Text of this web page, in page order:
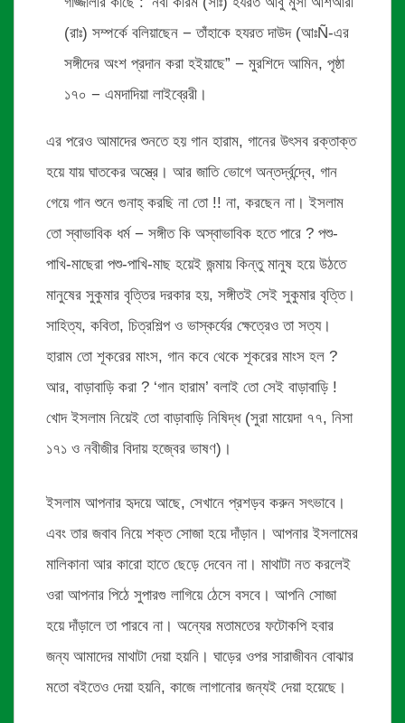
(রাঃ) সম্পর্কে বলিয়াছেন − তাঁহাকে হযরত দাউদ (আঃÑ-এর
সঙ্গীদের অংশ প্রদান করা হইয়াছে” − মুরশিদে আমিন, পৃষ্ঠা
১৭০ − এমদাদিয়া লাইব্রেরী।
এর পরেও আমাদের শুনতে হয় গান হারাম, গানের উৎসব রক্তাক্ত
হয়ে যায় ঘাতকের অস্ত্রে। আর জাতি ভোগে অন্তর্দ্বন্দ্বে, গান
গেয়ে গান শুনে গুনাহ্ করছি না তো !! না, করছেন না। ইসলাম
তো স্বাভাবিক ধর্ম − সঙ্গীত কি অস্বাভাবিক হতে পারে ? পশু-
পাখি-মাছেরা পশু-পাখি-মাছ হয়েই জন্মায় কিন্তু মানুষ হয়ে উঠতে
মানুষের সুকুমার বৃত্তির দরকার হয়, সঙ্গীতই সেই সুকুমার বৃত্তি।
সাহিত্য, কবিতা, চিত্রশিল্প ও ভাস্কর্যের ক্ষেত্রেও তা সত্য।
হারাম তো শূকরের মাংস, গান কবে থেকে শূকরের মাংস হল ?
আর, বাড়াবাড়ি করা ? ‘গান হারাম’ বলাই তো সেই বাড়াবাড়ি !
খোদ ইসলাম নিয়েই তো বাড়াবাড়ি নিষিদ্ধ (সুরা মায়েদা ৭৭, নিসা
১৭১ ও নবীজীর বিদায় হজ্বের ভাষণ)।
ইসলাম আপনার হৃদয়ে আছে, সেখানে প্রশড়ব করুন সৎভাবে।
এবং তার জবাব নিয়ে শক্ত সোজা হয়ে দাঁড়ান। আপনার ইসলামের
মালিকানা আর কারো হাতে ছেড়ে দেবেন না। মাথাটা নত করলেই
ওরা আপনার পিঠে সুপারগু লাগিয়ে ঠেসে বসবে। আপনি সোজা
হয়ে দাঁড়ালে তা পারবে না। অন্যের মতামতের ফটোকপি হবার
জন্য আমাদের মাথাটা দেয়া হয়নি। ঘাড়ের ওপর সারাজীবন বোঝার
মতো বইতেও দেয়া হয়নি, কাজে লাগানোর জন্যই দেয়া হয়েছে।